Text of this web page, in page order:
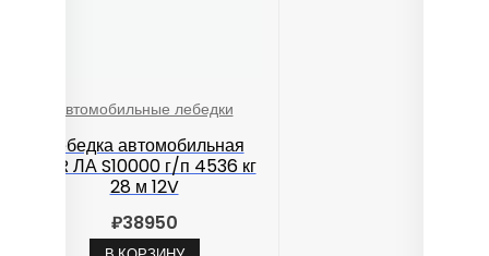
Автомобильные лебедки
Лебедка автомобильная
TOR ЛА S10000 г/п 4536 кг
28 м 12V
₽38950